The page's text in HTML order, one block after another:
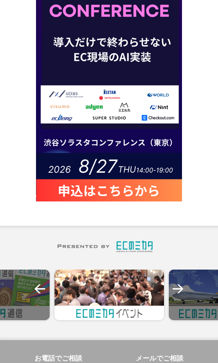
お電話でご相談 メールでご相談